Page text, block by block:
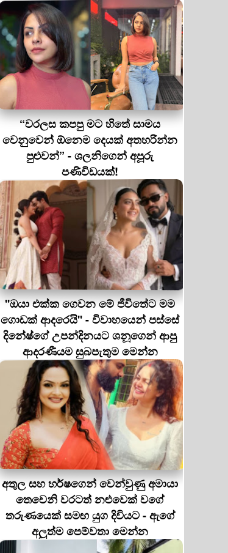
“වරලස කපපු මට හිතේ සාමය
වෙනුවෙන් ඕනෙම දෙයක් අතහරින්න
පුළුවන්” - ශලනිගෙන් අපූරු
පණිවිඩයක්!
''ඔයා එක්ක ගෙවන මේ ජීවිතේට මම
ගොඩක් ආදරෙයි'' - විවාහයෙන් පස්සේ
දිනේෂ්ගේ උපන්දිනයට ශනූගෙන් ආපු
ආදරණීයම සුබපැතුම මෙන්න
අතුල සහ හර්ෂගෙන් වෙන්වුණු අමායා
තෙවෙනි වරටත් නළුවෙක් වගේ
තරුණයෙක් සමඟ යුග දිවියට - ඇගේ
අලුත්ම පෙම්වතා මෙන්න